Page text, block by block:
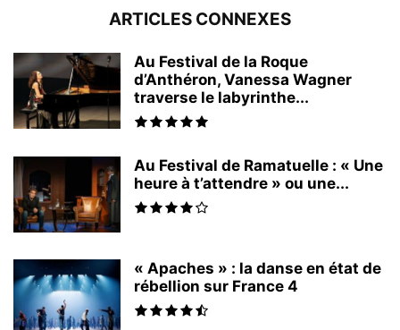
ARTICLES CONNEXES
Au Festival de la Roque
d’Anthéron, Vanessa Wagner
traverse le labyrinthe...
Au Festival de Ramatuelle : « Une
heure à t’attendre » ou une...
« Apaches » : la danse en état de
rébellion sur France 4